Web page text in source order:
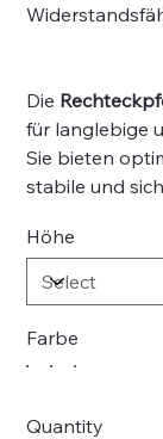
Die
für langlebige
Sie bieten
stabile und
Höhe
Farbe
Quantity